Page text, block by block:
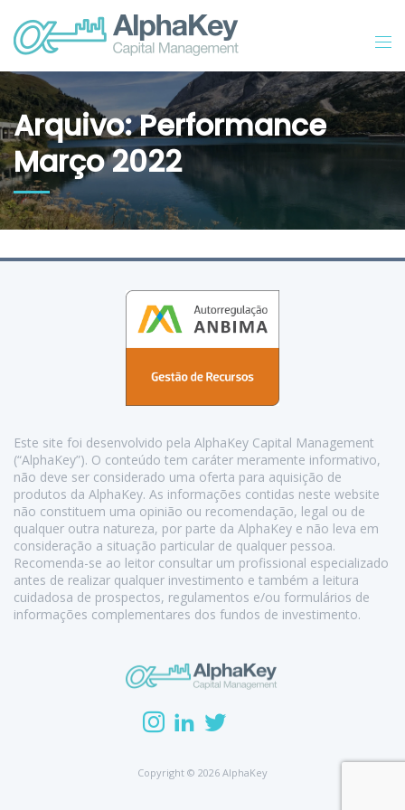
Arquivo: Performance
Março 2022
Este site foi desenvolvido pela AlphaKey Capital Management
(“AlphaKey”). O conteúdo tem caráter meramente informativo,
não deve ser considerado uma oferta para aquisição de
produtos da AlphaKey. As informações contidas neste website
não constituem uma opinião ou recomendação, legal ou de
qualquer outra natureza, por parte da AlphaKey e não leva em
consideração a situação particular de qualquer pessoa.
Recomenda-se ao leitor consultar um profissional especializado
antes de realizar qualquer investimento e também a leitura
cuidadosa de prospectos, regulamentos e/ou formulários de
informações complementares dos fundos de investimento.
Copyright © 2026 AlphaKey